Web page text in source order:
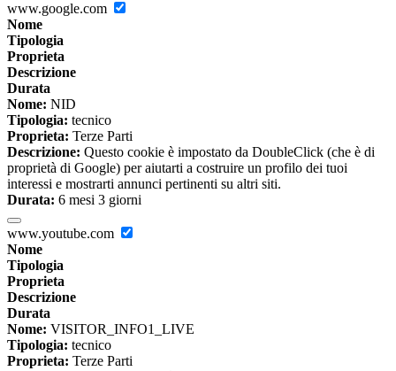
www.google.com
Nome
Tipologia
Proprieta
Descrizione
Durata
Nome: NID
Tipologia: tecnico
Proprieta: Terze Parti
Descrizione: Questo cookie è impostato da DoubleClick (che è di
proprietà di Google) per aiutarti a costruire un profilo dei tuoi
interessi e mostrarti annunci pertinenti su altri siti.
Durata: 6 mesi 3 giorni
www.youtube.com
Nome
Tipologia
Proprieta
Descrizione
Durata
Nome: VISITOR_INFO1_LIVE
Tipologia: tecnico
Proprieta: Terze Parti